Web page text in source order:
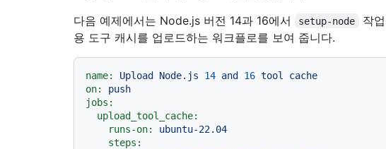
다음 예제에서는 Node.js 버전 14과 16에서
setup-node
작
용 도구 캐시를 업로드하는 워크플로를 보여 줍니다.
name: Upload Node.js 14 and 16 tool
cache
on:
push
jobs:
upload_tool_cache:
runs-on:
ubuntu-22.04
steps: